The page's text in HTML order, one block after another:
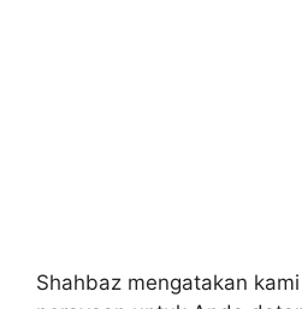
Shahbaz mengatakan